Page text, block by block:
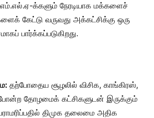
க்களும் நேரடியாக மக்களைச்
கேட்டு வருவது அக்கட்சிக்கு ஒரு
பார்க்கப்படுகிறது.
தற்போதைய சூழலில் விசிக, காங்கிரஸ்,
தோழமைக் கட்சிகளுடன் இருக்கும்
திமுக தலைமை அதிக